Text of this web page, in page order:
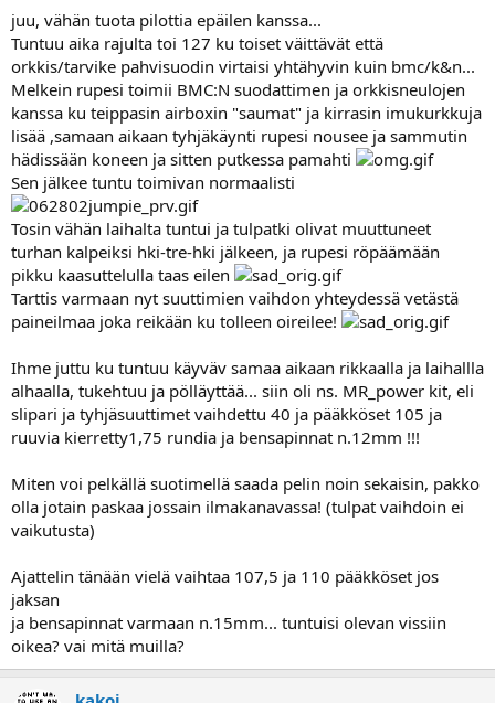
juu, vähän tuota pilottia epäilen kanssa...
Tuntuu aika rajulta toi 127 ku toiset väittävät että
orkkis/tarvike pahvisuodin virtaisi yhtähyvin kuin bmc/k&n...
Melkein rupesi toimii BMC:N suodattimen ja orkkisneulojen
kanssa ku teippasin airboxin "saumat" ja kirrasin imukurkkuja
lisää ,samaan aikaan tyhjäkäynti rupesi nousee ja sammutin
hädissään koneen ja sitten putkessa pamahti
Sen jälkee tuntu toimivan normaalisti
Tosin vähän laihalta tuntui ja tulpatki olivat muuttuneet
turhan kalpeiksi hki-tre-hki jälkeen, ja rupesi röpäämään
pikku kaasuttelulla taas eilen
Tarttis varmaan nyt suuttimien vaihdon yhteydessä vetästä
paineilmaa joka reikään ku tolleen oireilee!
Ihme juttu ku tuntuu käyväv samaa aikaan rikkaalla ja laihallla
alhaalla, tukehtuu ja pölläyttää... siin oli ns. MR_power kit, eli
slipari ja tyhjäsuuttimet vaihdettu 40 ja pääkköset 105 ja
ruuvia kierretty1,75 rundia ja bensapinnat n.12mm !!!
Miten voi pelkällä suotimellä saada pelin noin sekaisin, pakko
olla jotain paskaa jossain ilmakanavassa! (tulpat vaihdoin ei
vaikutusta)
Ajattelin tänään vielä vaihtaa 107,5 ja 110 pääkköset jos
jaksan
ja bensapinnat varmaan n.15mm... tuntuisi olevan vissiin
oikea? vai mitä muilla?